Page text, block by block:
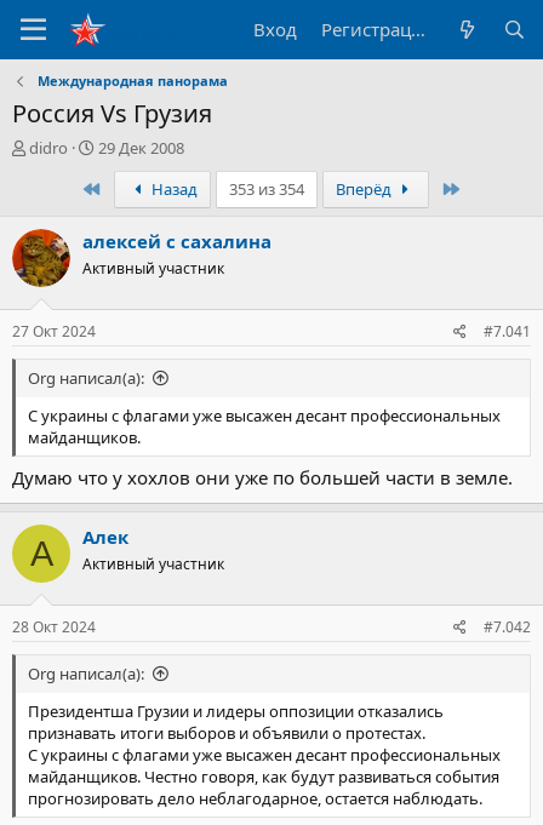
Вход Регистрация
Международная панорама
Россия Vs Грузия
А
р
т
е
м
ы
didro
Д
т
н
а
ч
29 Дек 2008
ПервыйНазад 353 из 354 Вперёд
алексей с сахалина
Активный участник
27 Окт 2024 #7.041
Org написал(а):
С украины с флагами уже высажен десант профессиональных
майданщиков.
Думаю что у хохлов они уже по большей части в земле.
А Алек
Активный участник
28 Окт 2024 #7.042
Org написал(а):
Президентша Грузии и лидеры оппозиции отказались
признавать итоги выборов и объявили о протестах.
С украины с флагами уже высажен десант профессиональных
майданщиков. Честно говоря, как будут развиваться события
прогнозировать дело неблагодарное, остается наблюдать.